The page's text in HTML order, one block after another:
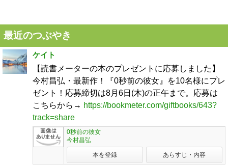
最近のつぶやき
ケイト
【読書メーターの本のプレゼントに応募しました】
今村昌弘・最新作！『0秒前の彼女』を10名様にプレ
ゼント！応募締切は8月6日(木)の正午まで。応募は
こちらから→ https://bookmeter.com/giftbooks/643?
track=share
0秒前の彼女
今村昌弘
本を登録 あらすじ・内容